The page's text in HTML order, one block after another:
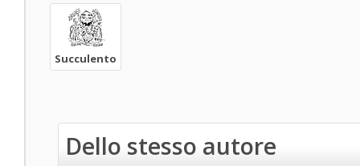
Succulento
Dello stesso autore